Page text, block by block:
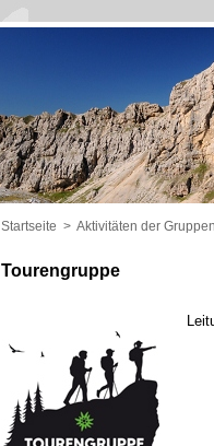
Startseite > Aktivitäten der
Tourengruppe